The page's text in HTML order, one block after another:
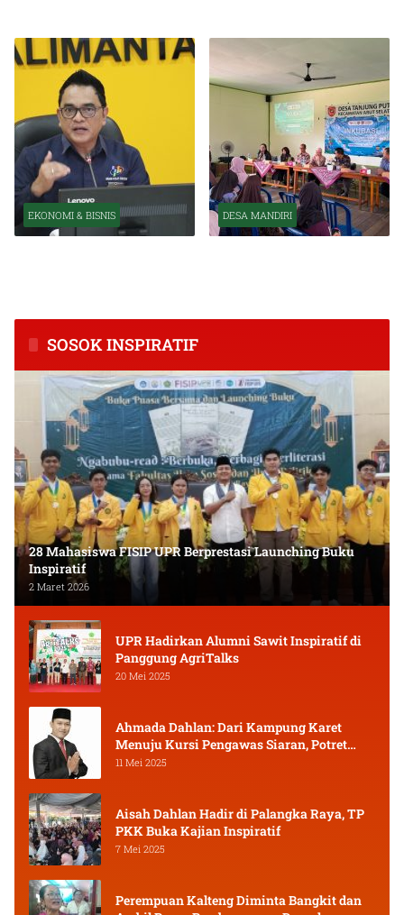
EKONOMI & BISNIS DESA MANDIRI
SOSOK INSPIRATIF
28 Mahasiswa FISIP UPR Berprestasi Launching Buku
Inspiratif
2 Maret 2026
UPR Hadirkan Alumni Sawit Inspiratif di
Panggung AgriTalks
20 Mei 2025
Ahmada Dahlan: Dari Kampung Karet
Menuju Kursi Pengawas Siaran, Potret
Pejuang Muda Kalimantan Tengah
11 Mei 2025
Aisah Dahlan Hadir di Palangka Raya, TP
PKK Buka Kajian Inspiratif
7 Mei 2025
Perempuan Kalteng Diminta Bangkit dan